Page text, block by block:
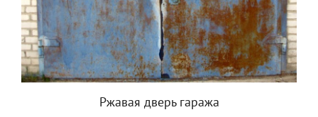
Ржавая дверь гаража